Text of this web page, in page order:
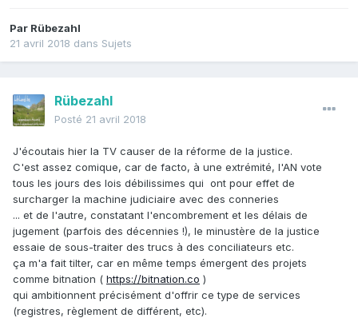
Par Rübezahl
21 avril 2018 dans Sujets
Rübezahl
Posté 21 avril 2018
J'écoutais hier la TV causer de la réforme de la justice.
C'est assez comique, car de facto, à une extrémité, l'AN vote
tous les jours des lois débilissimes qui ont pour effet de
surcharger la machine judiciaire avec des conneries
... et de l'autre, constatant l'encombrement et les délais de
jugement (parfois des décennies !), le minustère de la justice
essaie de sous-traiter des trucs à des conciliateurs etc.
ça m'a fait tilter, car en même temps émergent des projets
comme bitnation ( https://bitnation.co )
qui ambitionnent précisément d'offrir ce type de services
(registres, règlement de différent, etc).